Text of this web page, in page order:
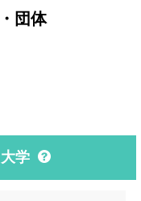
団体
学